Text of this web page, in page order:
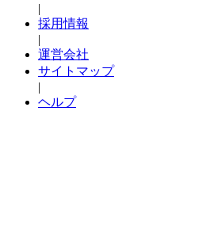
|
採用情報
|
運営会社
サイトマップ
|
ヘルプ